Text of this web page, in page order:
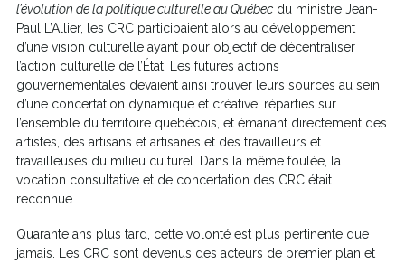
dans
une
nouvelle
fenêtre
l’évolution de la politique culturelle au Québec du ministre Jean-
Paul L’Allier, les CRC participaient alors au développement
d’une vision culturelle ayant pour objectif de décentraliser
l’action culturelle de l’État. Les futures actions
gouvernementales devaient ainsi trouver leurs sources au sein
d’une concertation dynamique et créative, réparties sur
l’ensemble du territoire québécois, et émanant directement des
artistes, des artisans et artisanes et des travailleurs et
travailleuses du milieu culturel. Dans la même foulée, la
vocation consultative et de concertation des CRC était
reconnue.
Quarante ans plus tard, cette volonté est plus pertinente que
jamais. Les CRC sont devenus des acteurs de premier plan et